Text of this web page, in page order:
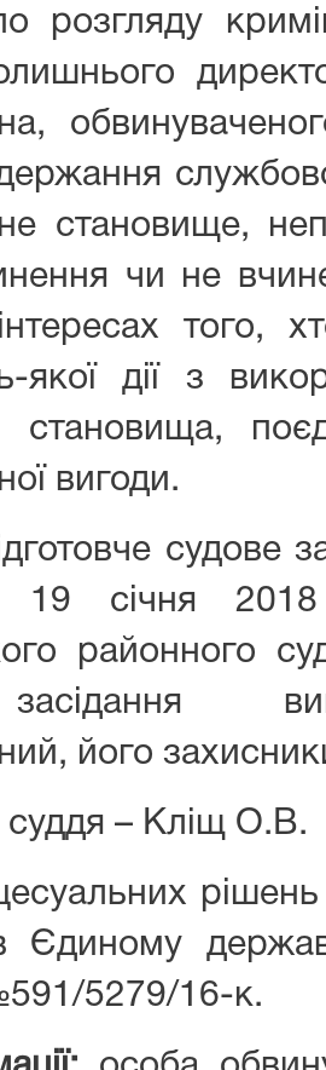
розгляду
становище,
чи не
того,
якої дії з
становища,
вигоди.
судове
1 9 січня
районного
його
суддя – Кліщ О.В.
Єдиному
5279/16-к.